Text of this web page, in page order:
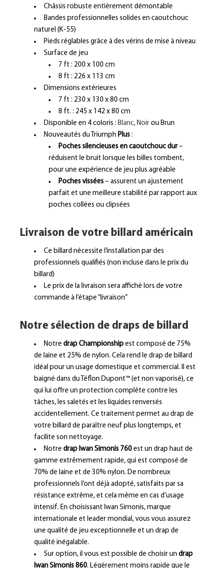
Châssis robuste entièrement démontable
Bandes professionnelles solides en caoutchouc
naturel (K-55)
Pieds réglables grâce à des vérins de mise à niveau
Surface de jeu
7 ft : 200 x 100 cm
8 ft : 226 x 113 cm
Dimensions extérieures
7 ft : 230 x 130 x 80 cm
8 ft. : 245 x 142 x 80 cm
Disponible en 4 coloris : Blanc, Noir ou Brun
Nouveautés du Triumph Plus :
Poches silencieuses en caoutchouc dur–
réduisent le bruit lorsque les billes tombent,
pour une expérience de jeu plus agréable
Poches vissées – assurent un ajustement
parfait et une meilleure stabilité par rapport aux
poches collées ou clipsées
Livraison de votre billard américain
Ce billard nécessite l’installation par des
professionnels qualifiés (non incluse dans le prix du
billard)
Le prix de la livraison sera affiché lors de votre
commande à l’étape “livraison”
Notre sélection de draps de billard
Notre drap Championship est composé de 75%
de laine et 25% de nylon. Cela rend le drap de billard
idéal pour un usage domestique et commercial. Il est
baigné dans du Téflon Dupont™ (et non vaporisé), ce
qui lui offre un protection complète contre les
tâches, les saletés et les liquides renversés
accidentellement. Ce traitement permet au drap de
votre billard de paraître neuf plus longtemps, et
facilite son nettoyage.
Notre drap Iwan Simonis 760 est un drap haut de
gamme extrêmement rapide, qui est composé de
70% de laine et de 30% nylon. De nombreux
professionnels l’ont déjà adopté, satisfaits par sa
résistance extrême, et cela même en cas d’usage
intensif. En choisissant Iwan Simonis, marque
internationale et leader mondial, vous vous assurez
une qualité de jeu exceptionnelle et un drap de
qualité inégalable.
Sur option, il vous est possible de choisir un drap
Iwan Simonis 860. Légèrement moins rapide que le